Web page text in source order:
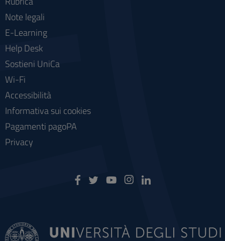
Note legali
E-Learning
Help Desk
Sostieni UniCa
Wi-Fi
Accessibilità
Informativa sui cookies
Pagamenti pagoPA
Privacy